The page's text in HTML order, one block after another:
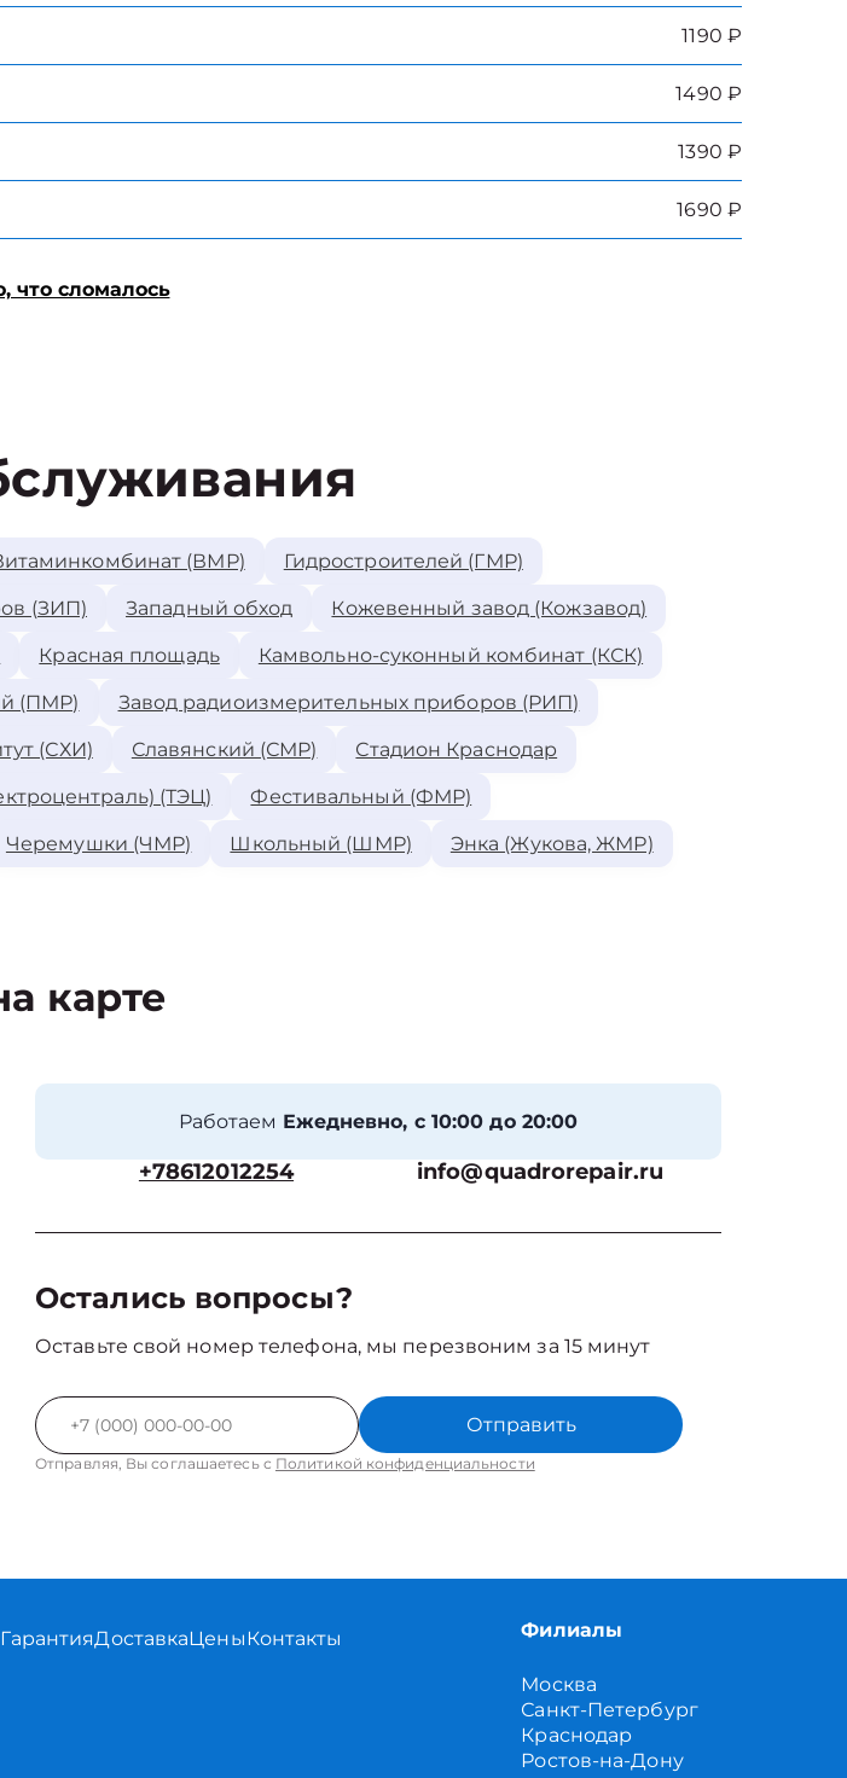
1190 ₽
1490 ₽
1390 ₽
1690 ₽
что сломалось
(ВМР) Гидростроителей (ГМР)
(ЗИП) Западный обход Кожевенный завод (Кожзавод)
Красная площадь Камвольно-суконный комбинат (КСК)
(ПМР) Завод радиоизмерительных приборов (РИП)
(СХИ) Славянский (СМР) Стадион Краснодар
(ТЭЦ) Фестивальный (ФМР)
Черемушки (ЧМР) Школьный (ШМР) Энка (Жукова, ЖМР)
карте
Работаем Ежедневно, с 10:00 до 20:00
+78612012254 info@quadrorepair.ru
Остались вопросы?
Оставьте свой номер телефона, мы перезвоним за 15 минут
Отправить
Отправляя, Вы соглашаетесь с Политикой конфиденциальности
ГарантияДоставкаЦеныКонтакты Филиалы
Москва
Санкт-Петербург
Краснодар
Ростов-на-Дону